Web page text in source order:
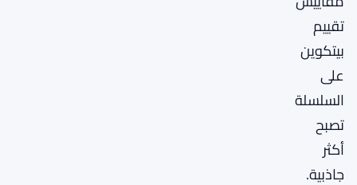
تقييم
بيتكوين
على
السلسلة
تصبح
أكثر
جاذبية.